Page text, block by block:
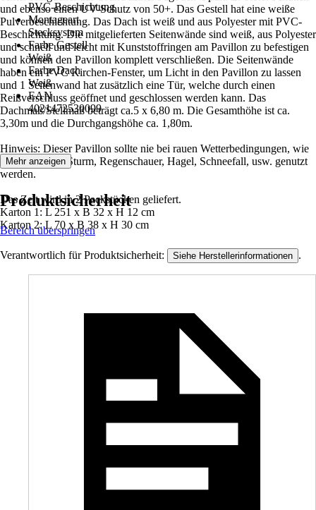
PVC-Beschichtung
Montageart
Stecksystem
Farbe Gestell
Weiß
Farbe Dach
Weiß
EAN
4021472530099
und ebenso einen UV-Schutz von 50+. Das Gestell hat eine weiße
Pulverbeschichtung. Das Dach ist weiß und aus Polyester mit PVC-
Beschichtung. Die mitgelieferten Seitenwände sind weiß, aus Polyester
und schnell und leicht mit Kunststoffringen am Pavillon zu befestigen
und können den Pavillon komplett verschließen. Die Seitenwände
haben ein PVC Kirchen-Fenster, um Licht in den Pavillon zu lassen
und 1 Seitenwand hat zusätzlich eine Tür, welche durch einen
Reißverschluss geöffnet und geschlossen werden kann. Das
Dachmaß/Stellmaß beträgt ca.5 x 6,80 m. Die Gesamthöhe ist ca.
3,30m und die Durchgangshöhe ca. 1,80m.
Hinweis: Dieser Pavillon sollte nie bei rauen Wetterbedingungen, wie
starkem Wind, Sturm, Regenschauer, Hagel, Schneefall, usw. genutzt
werden.
Das Zelt wird in 2 Packstücken geliefert.
Karton 1: L 251 x B 32 x H 12 cm
Karton 2: L 70 x B 38 x H 30 cm
Mehr anzeigen
Produktsicherheit
Bereich überspringen
Verantwortlich für Produktsicherheit: Siehe Herstellerinformationen .